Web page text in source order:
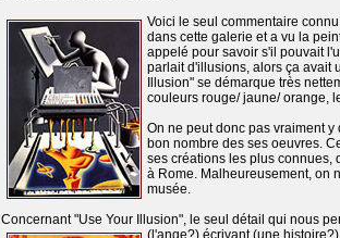
Voici le seul commentaire
dans cette galerie et a vu la
appelé pour savoir s'il pouvait
parlait d'illusions, alors ça avait
Illusion" se démarque très
couleurs rouge/ jaune/ orange,
On ne peut donc pas vraiment
bon nombre des ses oeuvres.
ses créations les plus connues,
à Rome. Malheureusement, on
musée.
Concernant "Use Your Illusion", le seul détail qui nous
(l'ange?) écrivant (une